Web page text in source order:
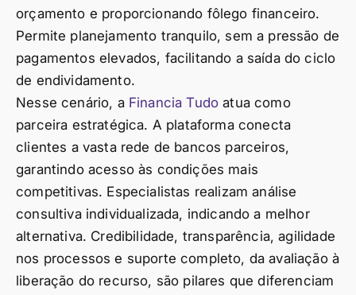
orçamento e proporcionando fôlego financeiro.
Permite planejamento tranquilo, sem a pressão de
pagamentos elevados, facilitando a saída do ciclo
de endividamento.
Nesse cenário, a Financia Tudo atua como
parceira estratégica. A plataforma conecta
clientes a vasta rede de bancos parceiros,
garantindo acesso às condições mais
competitivas. Especialistas realizam análise
consultiva individualizada, indicando a melhor
alternativa. Credibilidade, transparência, agilidade
nos processos e suporte completo, da avaliação à
liberação do recurso, são pilares que diferenciam